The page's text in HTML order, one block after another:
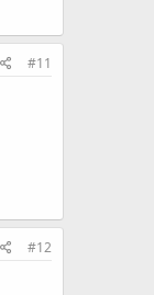
#11
#12